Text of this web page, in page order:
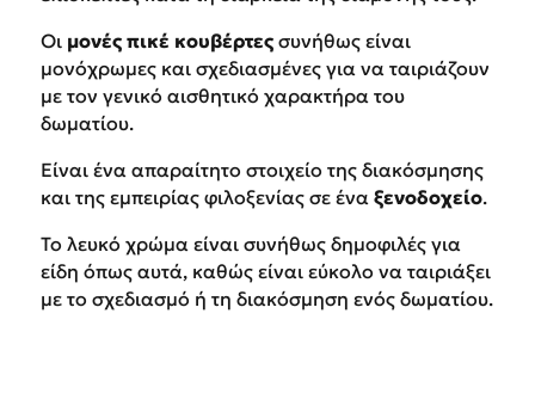
Οι μονές πικέ κουβέρτες συνήθως είναι
μονόχρωμες και σχεδιασμένες για να ταιριάζουν
με τον γενικό αισθητικό χαρακτήρα του
δωματίου.
Είναι ένα απαραίτητο στοιχείο της διακόσμησης
και της εμπειρίας φιλοξενίας σε ένα ξενοδοχείο.
Το λευκό χρώμα είναι συνήθως δημοφιλές για
είδη όπως αυτά, καθώς είναι εύκολο να ταιριάξει
με το σχεδιασμό ή τη διακόσμηση ενός δωματίου.